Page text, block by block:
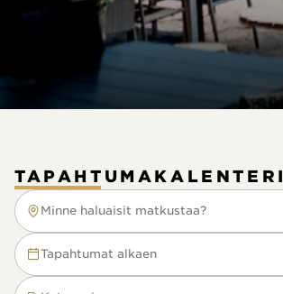
TAPAHTUMAKALENTERI
Minne haluaisit matkustaa?
Minne haluaisit matkustaa?
Tapahtumat alkaen